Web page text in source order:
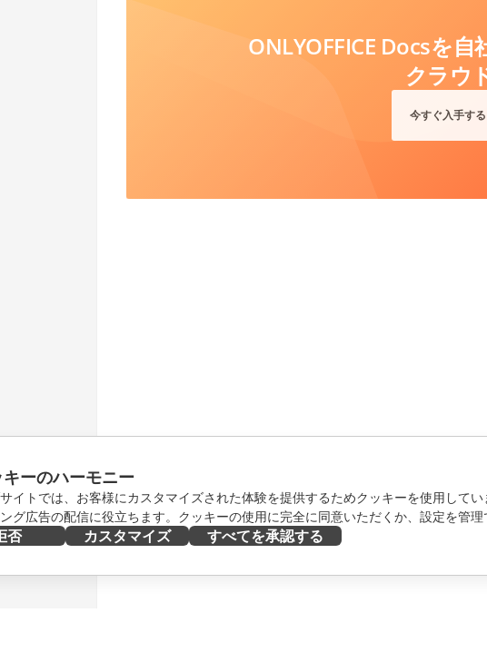
ONLYOFFICE Docsを自
クラウ
今すぐ入手する
キーのハーモニー
イトでは、お客様にカスタマイズされた体験を提供するためクッキーを使用して
グ広告の配信に役立ちます。クッキーの使用に完全に同意いただくか、設定を管理
否 カスタマイズ すべてを承認する